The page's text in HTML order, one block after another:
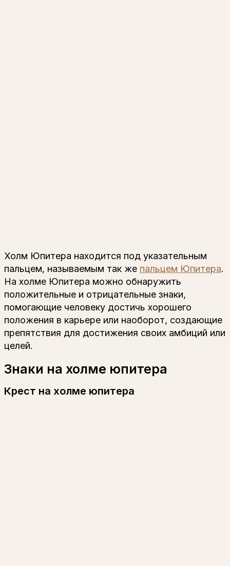
Холм Юпитера находится под указательным
пальцем, называемым так же пальцем Юпитера.
На холме Юпитера можно обнаружить
положительные и отрицательные знаки,
помогающие человеку достичь хорошего
положения в карьере или наоборот, создающие
препятствия для достижения своих амбиций или
целей.
Знаки на холме юпитера
Крест на холме юпитера